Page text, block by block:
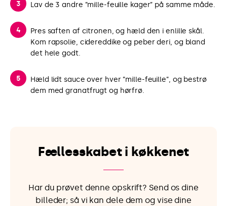
Lav de 3 andre ”mille-feuille kager” på samme måde.
Pres saften af citronen, og hæld den i enlille skål.
Kom rapsolie, cidereddike og peber deri, og bland
det hele godt.
Hæld lidt sauce over hver ”mille-feuille”, og bestrø
dem med granatfrugt og hørfrø.
Fællesskabet i køkkenet
Har du prøvet denne opskrift? Send os dine
billeder; så vi kan dele dem og vise dine